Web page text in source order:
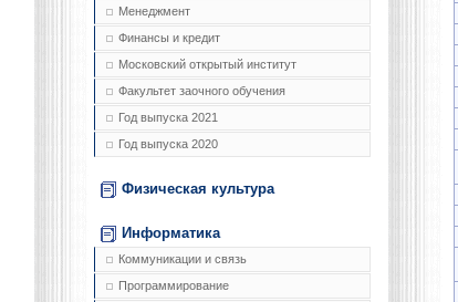
Менеджмент
Финансы и кредит
Московский открытый институт
Факультет заочного обучения
Год выпуска 2021
Год выпуска 2020
Физическая культура
Информатика
Коммуникации и связь
Программирование